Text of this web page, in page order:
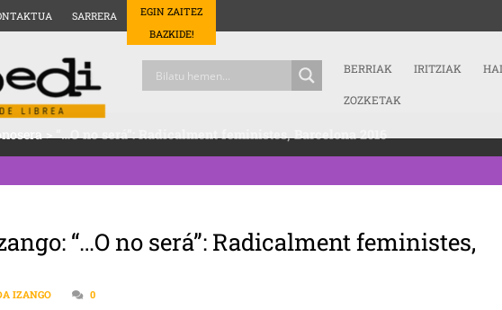
SARRERA
EGIN ZAITEZ
BAZKIDE!
BERRIAK IRITZIAK
ZOZKETAK
>“…O no será”: Radicalment feministes, Barcelona 2016
“…O no será”: Radicalment feministes,
IZANGO 0